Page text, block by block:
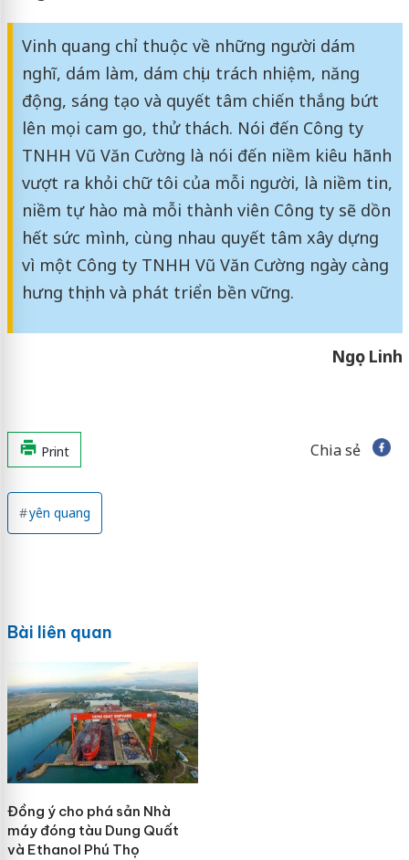
Vinh quang chỉ thuộc về những người dám
nghĩ, dám làm, dám chịu trách nhiệm, năng
động, sáng tạo và quyết tâm chiến thắng bứt
lên mọi cam go, thử thách. Nói đến Công ty
TNHH Vũ Văn Cường là nói đến niềm kiêu hãnh
vượt ra khỏi chữ tôi của mỗi người, là niềm tin,
niềm tự hào mà mỗi thành viên Công ty sẽ dồn
hết sức mình, cùng nhau quyết tâm xây dựng
vì một Công ty TNHH Vũ Văn Cường ngày càng
hưng thịnh và phát triển bền vững.
Ngọc Linh
Print Chia sẻ
yên quang
Bài liên quan
Đồng ý cho phá sản Nhà
máy đóng tàu Dung Quất
và Ethanol Phú Thọ